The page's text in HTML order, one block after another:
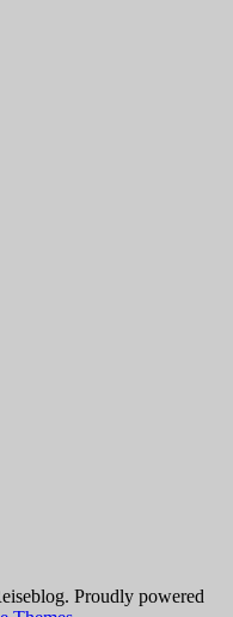
Proudly powered